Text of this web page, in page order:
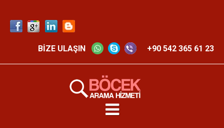
BİZE ULAŞIN +90 542 365 61 23